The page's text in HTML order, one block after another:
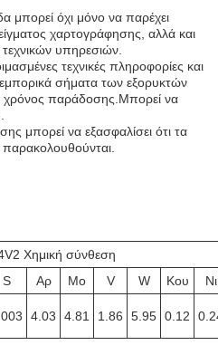
μπορεί όχι μόνο να παρέχει
χαρτογράφησης, αλλά και
υπηρεσιών.
τεχνικές πληροφορίες και
σήματα των εξορυκτών
χρόνος παράδοσης.Μπορεί να
μπορεί να εξασφαλίσει ότι τα
παρακολουθούνται.
Χημική σύνθεση
S Αρ Μo V W Κου
Νι
4.03 4.81 1.86 5.95 0.12